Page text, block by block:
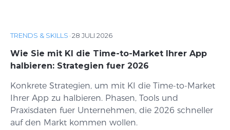
TRENDS & SKILLS ·28 JULI 2026
Wie Sie mit KI die Time-to-Market Ihrer App
halbieren: Strategien fuer 2026
Konkrete Strategien, um mit KI die Time-to-Market
Ihrer App zu halbieren. Phasen, Tools und
Praxisdaten fuer Unternehmen, die 2026 schneller
auf den Markt kommen wollen.